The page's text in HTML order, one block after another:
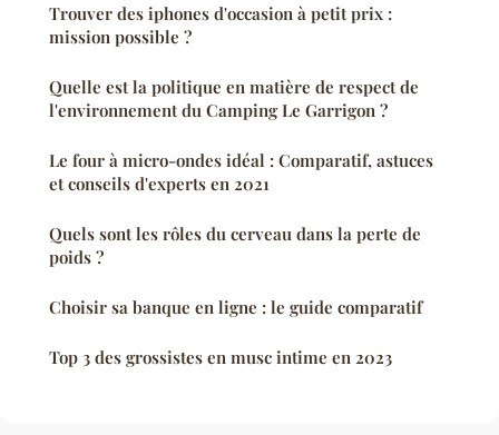
Trouver des iphones d'occasion à petit prix :
mission possible ?
Quelle est la politique en matière de respect de
l'environnement du Camping Le Garrigon ?
Le four à micro-ondes idéal : Comparatif, astuces
et conseils d'experts en 2021
Quels sont les rôles du cerveau dans la perte de
poids ?
Choisir sa banque en ligne : le guide comparatif
Top 3 des grossistes en musc intime en 2023